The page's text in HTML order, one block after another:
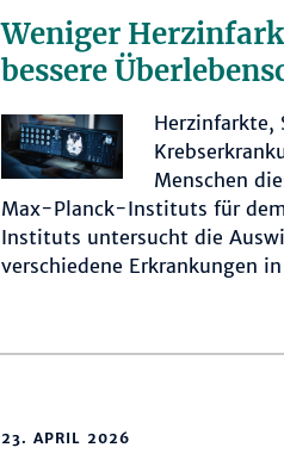
Weniger
bessere
Herzinfarkte,
Menschen
Max-Planck-Instituts für
Instituts untersucht die
verschiedene Erkrankungen
23. APRIL 2026